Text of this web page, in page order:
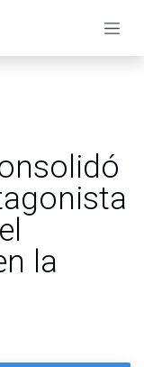
la